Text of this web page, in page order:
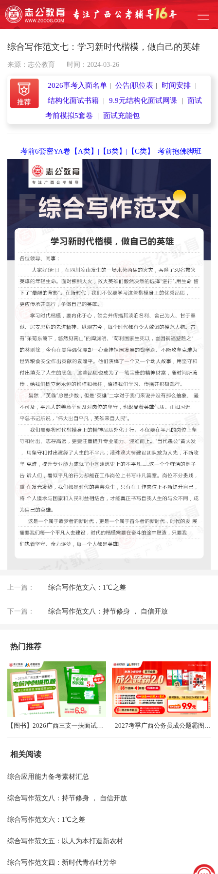
综合写作范文七：学习新时代楷模，做自己的英雄
来源：志公教育 时间：2024-03-26
2026事考入面名单 | 公告|职位表 | 时间安排
|
结构化面试书籍
| 9.9元结构化面试网课 |
面试
考前模拟5套卷
| 面试充能包
考前6套密YA卷【A类】 | 【B类】 | 【C类】 | 考前抱佛脚班
上一篇： 综合写作范文六：1℃之差
下一篇： 综合写作范文八：持节修身 ， 自信开放
热门推荐
【图书】2026广西三支一扶面试考前冲刺卷（共5套） 2027考季广西公务员成公题霸图书礼盒2.0
相关阅读
综合应用能力备考素材汇总
综合写作范文八：持节修身 ， 自信开放
综合写作范文六：1℃之差
综合写作范文五：以人为本打造新农村
综合写作范文四：新时代青春吐芳华